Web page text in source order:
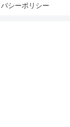
シーポリシー